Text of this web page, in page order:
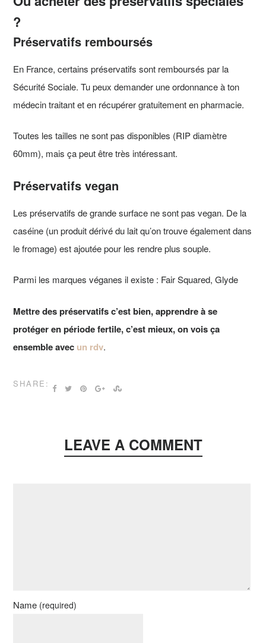
?
Préservatifs remboursés
En France, certains préservatifs sont remboursés par la
Sécurité Sociale. Tu peux demander une ordonnance à ton
médecin traitant et en récupérer gratuitement en pharmacie.
Toutes les tailles ne sont pas disponibles (RIP diamètre
60mm), mais ça peut être très intéressant.
Préservatifs vegan
Les préservatifs de grande surface ne sont pas vegan. De la
caséine (un produit dérivé du lait qu’on trouve également dans
le fromage) est ajoutée pour les rendre plus souple.
Parmi les marques véganes il existe : Fair Squared, Glyde
Mettre des préservatifs c’est bien, apprendre à se
protéger en période fertile, c’est mieux, on vois ça
ensemble avec un rdv.
SHARE:
LEAVE A COMMENT
Name (required)